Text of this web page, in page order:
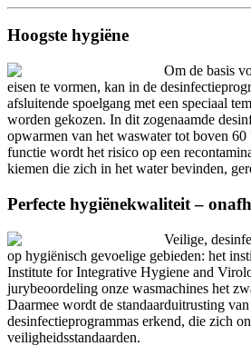
Hoogste hygiëne
Om de basis
eisen te vormen, kan in de
afsluitende spoelgang met een speciaal
worden gekozen. In dit zogenaamde
opwarmen van het waswater tot boven 60
functie wordt het risico op een
kiemen die zich in het water bevinden,
Perfecte hygiënekwaliteit –
Veilige,
op hygiënisch gevoelige gebieden: het
Institute for Integrative Hygiene and
jurybeoordeling onze wasmachines het
Daarmee wordt de standaarduitrusting
desinfectieprogrammas erkend, die zich
veiligheidsstandaarden.